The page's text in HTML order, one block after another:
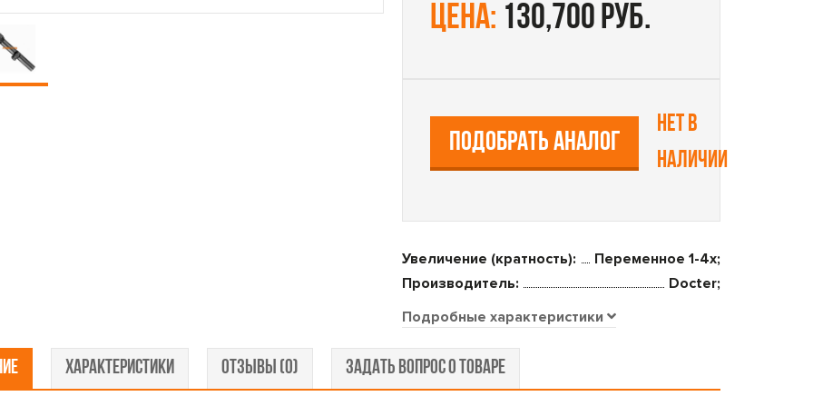
цена: 130,700 руб.
ПОДОБРАТЬ АНАЛОГ
Нет в
наличии
Увеличение (кратность):
Переменное 1-4x;
Производитель:
Docter;
Подробные характеристики
ХАРАКТЕРИСТИКИ ОТЗЫВЫ (0) ЗАДАТЬ ВОПРОС О ТОВАРЕ